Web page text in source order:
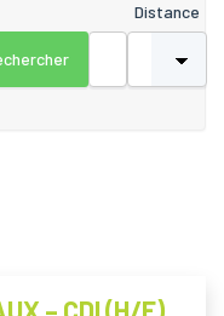
Distance